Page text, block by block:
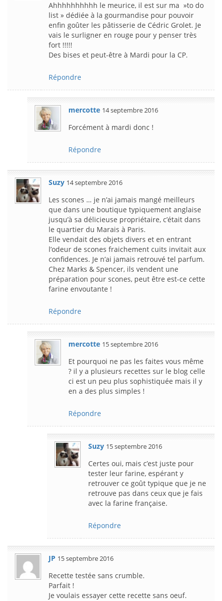
Ahhhhhhhhhh le meurice, il est sur ma »to do
list » dédiée à la gourmandise pour pouvoir
enfin goûter les pâtisserie de Cédric Grolet. Je
vais le surligner en rouge pour y penser très
fort !!!!!
Des bises et peut-être à Mardi pour la CP.
Répondre
mercotte 14 septembre 2016
Forcément à mardi donc !
Répondre
Suzy 14 septembre 2016
Les scones … je n’ai jamais mangé meilleurs
que dans une boutique typiquement anglaise
jusqu’à sa délicieuse propriétaire, c’était dans
le quartier du Marais à Paris.
Elle vendait des objets divers et en entrant
l’odeur de scones fraichement cuits invitait aux
confidences. Je n’ai jamais retrouvé tel parfum.
Chez Marks & Spencer, ils vendent une
préparation pour scones, peut être est-ce cette
farine envoutante !
Répondre
mercotte 15 septembre 2016
Et pourquoi ne pas les faites vous même
? il y a plusieurs recettes sur le blog celle
ci est un peu plus sophistiquée mais il y
en a des plus simples !
Répondre
Suzy 15 septembre 2016
Certes oui, mais c’est juste pour
tester leur farine, espérant y
retrouver ce goût typique que je ne
retrouve pas dans ceux que je fais
avec la farine française.
Répondre
JP 15 septembre 2016
Recette testée sans crumble.
Parfait !
Je voulais essayer cette recette sans oeuf.